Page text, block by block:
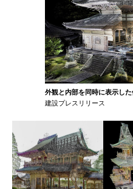
外観と内部を同時に表示し
建設プレスリリース